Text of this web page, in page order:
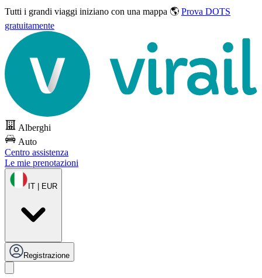
Tutti i grandi viaggi iniziano con una mappa 🌎 Prova DOTS
gratuitamente
Alberghi
Auto
Centro assistenza
Le mie prenotazioni
IT | EUR
Registrazione